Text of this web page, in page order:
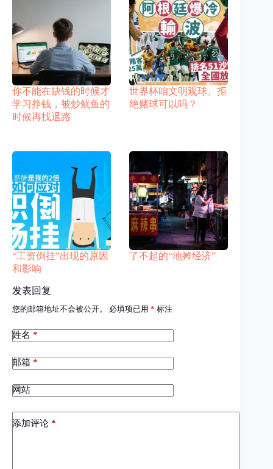
你不能在缺钱的时候才
学习挣钱，被炒鱿鱼的
时候再找退路
世界杯咱文明观球、拒
绝赌球可以吗？
“工资倒挂”出现的原因
和影响
了不起的“地摊经济”
发表回复
您的邮箱地址不会被公开。 必填项已用 * 标注
姓名 *
邮箱 *
网站
添加评论 *